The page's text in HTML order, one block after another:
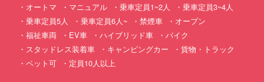
オートマ マニュアル 乗車定員1~2人
乗車定員3~4人
乗車定員5人
乗車定員6人~ 禁煙車
オープン
福祉車両
EV車 ハイブリッド車
バイク
スタッドレス装着車
キャンピングカー
貨物・トラック
ペット可
定員10人以上